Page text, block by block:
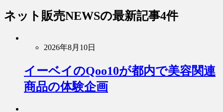
ネット販売NEWSの最新記事4件
2026年8月10日
イーベイのQoo10が都内で美容関連
商品の体験企画